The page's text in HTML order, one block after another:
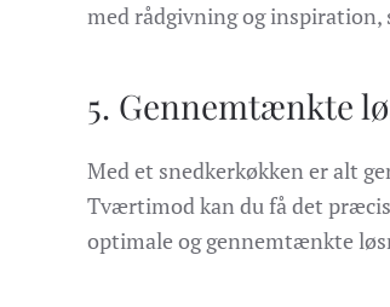
med rådgivning og inspiration,
5. Gennemtænkte
Med et snedkerkøkken er alt
Tværtimod kan du få det
optimale og gennemtænkte